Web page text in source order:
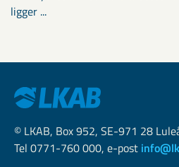
ligger ...
© LKAB, Box 952, SE-971 28
Tel 0771-760 000, e-post